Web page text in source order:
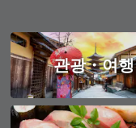
관광・여행